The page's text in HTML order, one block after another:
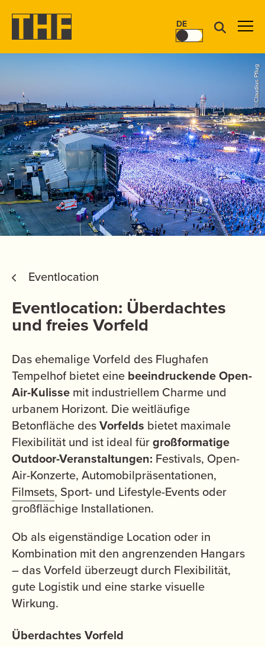
DE
©Claudius Pflug
Eventlocation
Eventlocation: Überdachtes
und freies Vorfeld
Das ehemalige Vorfeld des Flughafen
Tempelhof bietet eine beeindruckende Open-
Air-Kulisse mit industriellem Charme und
urbanem Horizont. Die weitläufige
Betonfläche desVorfelds bietet maximale
Flexibilität und ist ideal fürgroßformatige
Outdoor-Veranstaltungen: Festivals, Open-
Air-Konzerte, Automobilpräsentationen,
Filmsets, Sport- und Lifestyle-Events oder
großflächige Installationen.
Ob als eigenständige Location oder in
Kombination mit den angrenzenden Hangars
– das Vorfeld überzeugt durch Flexibilität,
gute Logistik und eine starke visuelle
Wirkung.
Überdachtes Vorfeld